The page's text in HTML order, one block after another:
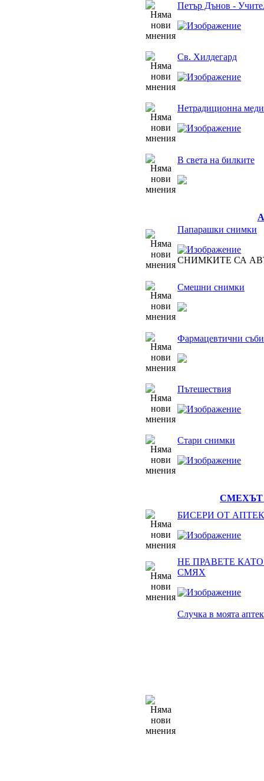
Петър Дънов -
Св. Хилдегард
Нетрадиционна
В света на билките
Папарашки снимки
СНИМКИТЕ СА
Смешни снимки
Фармацевтични
Пътешествия
Стари снимки
СМЕХЪТ
БИСЕРИ ОТ
НЕ ПРАВЕТЕ
СМЯХ
Случка в моята